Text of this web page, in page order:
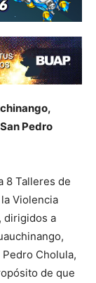
Pedro
8 Talleres de
Violencia
dirigidos a
Cholula,
de que